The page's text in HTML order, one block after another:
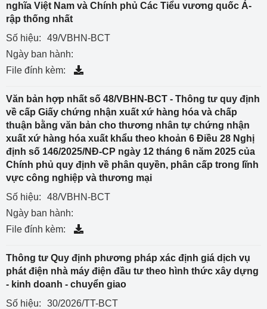
nghĩa Việt Nam và Chính phủ Các Tiểu vương quốc Ả-
rập thống nhất
Số hiệu:
49/VBHN-BCT
Ngày ban hành:
File đính kèm:
Văn bản hợp nhất số 48/VBHN-BCT - Thông tư quy định
về cấp Giấy chứng nhận xuất xứ hàng hóa và chấp
thuận bằng văn bản cho thương nhân tự chứng nhận
xuất xứ hàng hóa xuất khẩu theo khoản 6 Điều 28 Nghị
định số 146/2025/NĐ-CP ngày 12 tháng 6 năm 2025 của
Chính phủ quy định về phân quyền, phân cấp trong lĩnh
vực công nghiệp và thương mại
Số hiệu:
48/VBHN-BCT
Ngày ban hành:
File đính kèm:
Thông tư Quy định phương pháp xác định giá dịch vụ
phát điện nhà máy điện đầu tư theo hình thức xây dựng
- kinh doanh - chuyển giao
Số hiệu:
30/2026/TT-BCT